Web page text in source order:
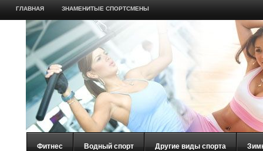
ГЛАВНАЯ ЗНАМЕНИТЫЕ СПОРТСМЕНЫ
Фитнес Водный спорт Другие виды спорта